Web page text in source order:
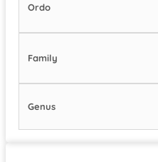
Ordo
Family
Genus